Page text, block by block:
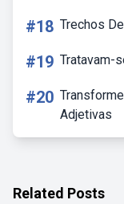
#18 Trechos
#19 Tratavam-
#20
Adjetivas
Related Posts